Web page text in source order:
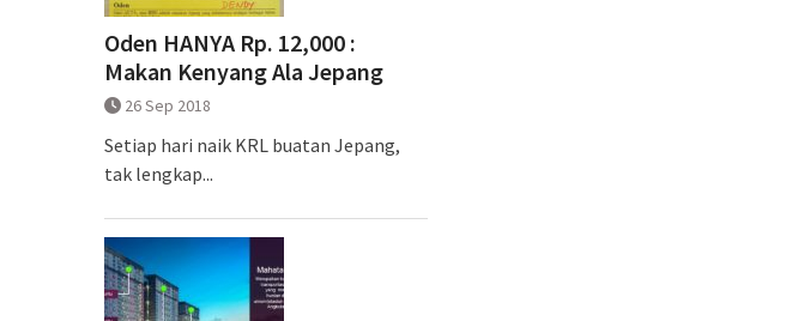
Oden HANYA Rp. 12,000 :
Makan Kenyang Ala Jepang
26 Sep 2018
Setiap hari naik KRL buatan Jepang,
tak lengkap...